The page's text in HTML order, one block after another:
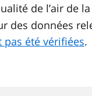
de l’air de la
des données
pas été vérifiées.